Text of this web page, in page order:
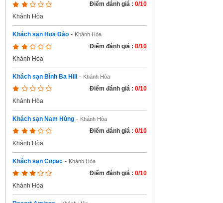
Điểm đánh giá : 0/10
Khánh Hòa
Khách sạn Hoa Đào - Khánh Hòa
Điểm đánh giá : 0/10
Khánh Hòa
Khách sạn Bình Ba Hill - Khánh Hòa
Điểm đánh giá : 0/10
Khánh Hòa
Khách sạn Nam Hùng - Khánh Hòa
Điểm đánh giá : 0/10
Khánh Hòa
Khách sạn Copac - Khánh Hòa
Điểm đánh giá : 0/10
Khánh Hòa